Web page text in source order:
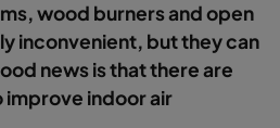
wood burners and open
inconvenient, but they can
news is that there are
improve indoor air